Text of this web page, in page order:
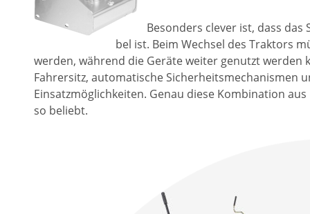
Besonders clever ist, dass
bel ist. Beim Wechsel des Traktors
werden, während die Geräte weiter genutzt
Fahrersitz, automatische
Einsatzmöglichkeiten. Genau diese Kombination
so beliebt.